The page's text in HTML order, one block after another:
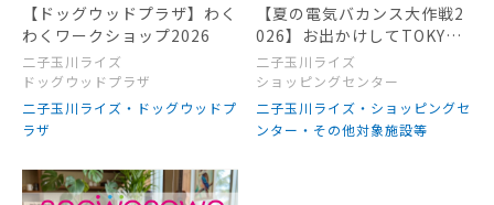
【ドッグウッドプラザ】わく
わくワークショップ2026
二子玉川ライズ
ドッグウッドプラザ
二子玉川ライズ・ドッグウッドプ
ラザ
【夏の電気バカンス大作戦2
026】お出かけしてTOKYU
POINTをもらおう！
二子玉川ライズ
ショッピングセンター
二子玉川ライズ・ショッピングセ
ンター・その他対象施設等